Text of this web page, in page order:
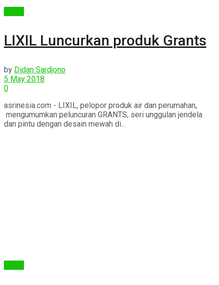
LIXIL Luncurkan produk Grants
by Didan Sardjono
5 May 2018
0
asrinesia.com - LIXIL, pelopor produk air dan perumahan,
mengumumkan peluncuran GRANTS, seri unggulan jendela
dan pintu dengan desain mewah di...